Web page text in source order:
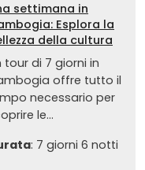
settimana in
Esplora la
della cultura
tour di 7 giorni in
offre tutto il
necessario per
le...
: 7 giorni 6 notti